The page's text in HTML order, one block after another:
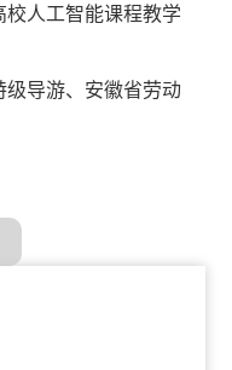
人工智能课程教学
级导游、安徽省劳动